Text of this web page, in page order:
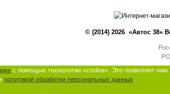
© (2014) 2026 «Автос 38»
с помощью технологии «cookie». Это позволяет нам
политикой обработки персональных данных.